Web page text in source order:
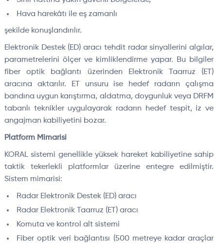
Hava harekâtı ile eş zamanlı
şekilde konuşlandırılır.
Elektronik Destek (ED) aracı tehdit radar sinyallerini algılar,
parametrelerini ölçer ve kimliklendirme yapar. Bu bilgiler
fiber optik bağlantı üzerinden Elektronik Taarruz (ET)
aracına aktarılır. ET unsuru ise hedef radarın çalışma
bandına uygun karıştırma, aldatma, doygunluk veya DRFM
tabanlı teknikler uygulayarak radarın hedef tespit, iz ve
angajman kabiliyetini bozar.
Platform Mimarisi
KORAL sistemi genellikle yüksek hareket kabiliyetine sahip
taktik tekerlekli platformlar üzerine entegre edilmiştir.
Sistem mimarisi:
Radar Elektronik Destek (ED) aracı
Radar Elektronik Taarruz (ET) aracı
Komuta ve kontrol alt sistemi
Fiber optik veri bağlantısı (500 metreye kadar araçlar